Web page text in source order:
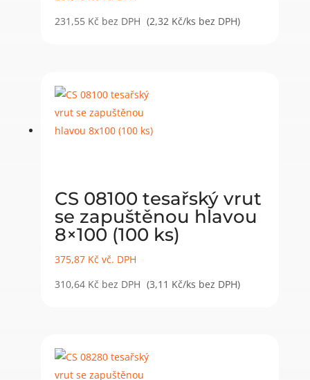
231,55 Kč bez DPH (2,32 Kč/ks bez DPH)
CS 08100 tesařský vrut
se zapuštěnou hlavou
8×100 (100 ks)
375,87 Kč vč. DPH
310,64 Kč bez DPH (3,11 Kč/ks bez DPH)